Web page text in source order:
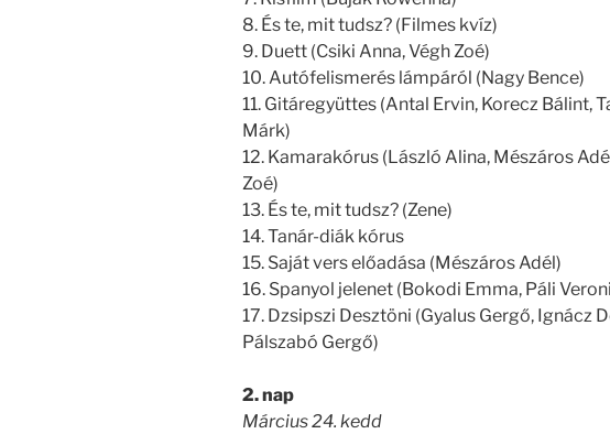
8. És te, mit tudsz? (Filmes kvíz)
9. Duett (Csiki Anna, Végh Zoé)
10. Autófelismerés lámpáról (Nagy Bence)
11. Gitáregyüttes (Antal Ervin, Korecz Bálint,
Márk)
12. Kamarakórus (László Alina, Mészáros
Zoé)
13. És te, mit tudsz? (Zene)
14. Tanár-diák kórus
15. Saját vers előadása (Mészáros Adél)
16. Spanyol jelenet (Bokodi Emma, Páli
17. Dzsipszi Desztöni (Gyalus Gergő, Ignácz
Pálszabó Gergő)
2. nap
Március 24. kedd